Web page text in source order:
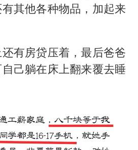
其他各种物品，加起来
有房贷压着，最后爸爸
己躺在床上翻来覆去睡